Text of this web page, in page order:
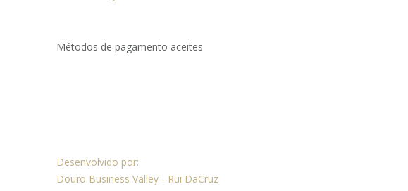
Métodos de pagamento aceites
Desenvolvido por:
Douro Business Valley - Rui DaCruz